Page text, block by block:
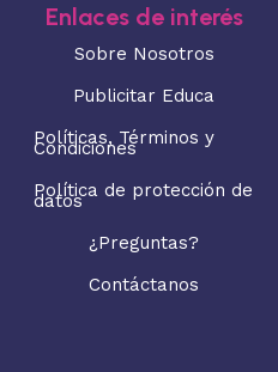
Enlaces de interés
Sobre Nosotros
Publicitar Educa
Políticas, Términos y
Condiciones
Política de protección de
datos
¿Preguntas?
Contáctanos